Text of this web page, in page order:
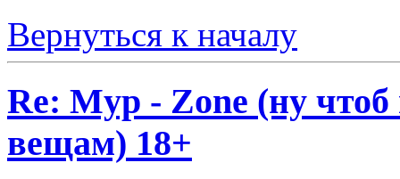
Вернуться к началу
Re: Myp - Zone (ну
вещам) 18+